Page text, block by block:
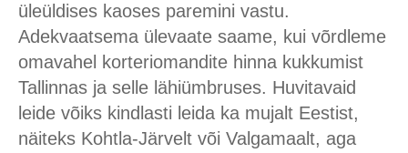
üleüldises kaoses paremini vastu.
Adekvaatsema ülevaate saame, kui võrdleme
omavahel korteriomandite hinna kukkumist
Tallinnas ja selle lähiümbruses. Huvitavaid
leide võiks kindlasti leida ka mujalt Eestist,
näiteks Kohtla-Järvelt või Valgamaalt, aga